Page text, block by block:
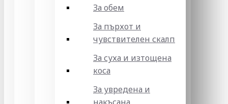
За обем
За пърхот и
чувствителен скалп
За суха и изтощена
коса
За увредена и